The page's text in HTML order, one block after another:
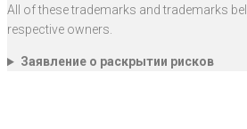
All of these trademarks and trademarks
respective owners.
Заявление о раскрытии рисков